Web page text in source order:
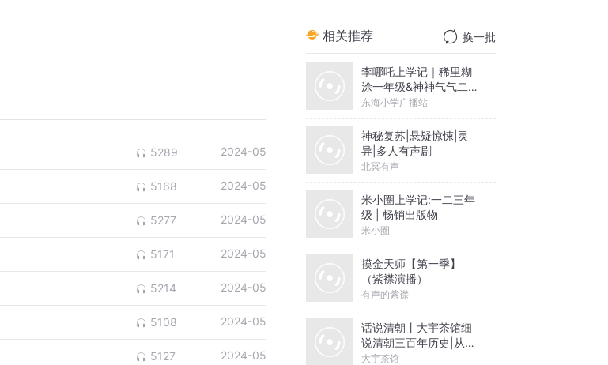
5289 2024-05
5168 2024-05
5277 2024-05
5171 2024-05
5214 2024-05
5108 2024-05
5127 2024-05
相关推荐 换一批
李哪吒上学记｜稀里糊
涂一年级&神神气气二年
级
东海小学广播站
神秘复苏|悬疑惊悚|灵
异|多人有声剧
北冥有声
米小圈上学记:一二三年
级 | 畅销出版物
米小圈
摸金天师【第一季】
（紫襟演播）
有声的紫襟
话说清朝丨大宇茶馆细
说清朝三百年历史|从努
尔哈赤到末代皇帝溥仪|
大宇茶馆